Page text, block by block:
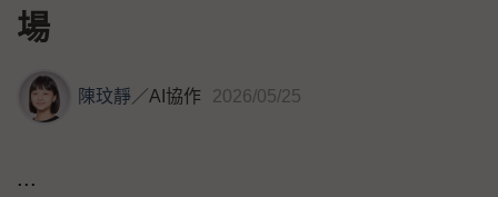
場
陳玟靜／AI協作 2026/05/25
...